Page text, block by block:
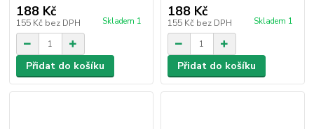
188 Kč
155 Kč bez DPH Skladem 1
Přidat do košíku
188 Kč
155 Kč bez DPH Skladem 1
Přidat do košíku